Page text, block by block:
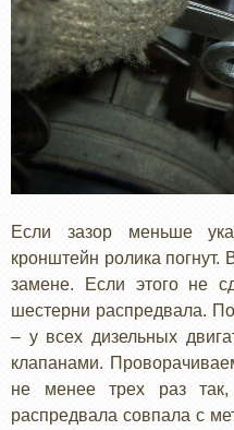
Если зазор меньше
кронштейн ролика погнут.
замене. Если этого не
шестерни распредвала.
– у всех дизельных
клапанами.
не менее трех раз
распредвала совпала с